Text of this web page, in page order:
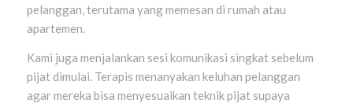
pelanggan, terutama yang memesan di rumah atau
apartemen.
Kami juga menjalankan sesi komunikasi singkat sebelum
pijat dimulai. Terapis menanyakan keluhan pelanggan
agar mereka bisa menyesuaikan teknik pijat supaya